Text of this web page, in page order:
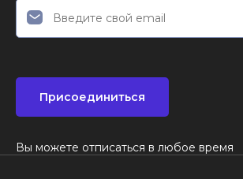
Присоединиться
Вы можете отписаться в любое время